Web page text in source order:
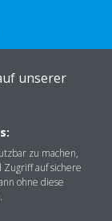
unserer
zu machen,
auf sichere
ohne diese